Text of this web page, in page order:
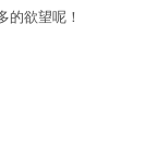
欲望呢！